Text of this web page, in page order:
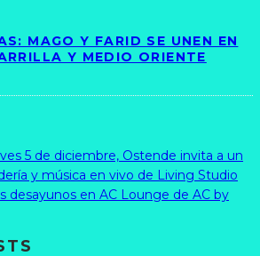
MAGO Y FARID SE UNEN EN
Y MEDIO ORIENTE
5 de diciembre, Ostende invita a un
y música en vivo de Living Studio
desayunos en AC Lounge de AC by